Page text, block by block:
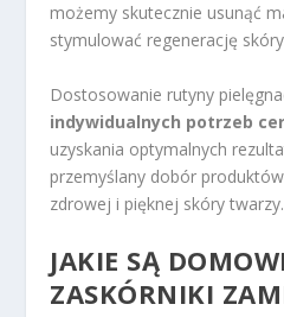
możemy skutecznie usunąć
stymulować regenerację
Dostosowanie rutyny
indywidualnych potrzeb
uzyskania optymalnych
przemyślany dobór
zdrowej i pięknej skóry twarzy.
JAKIE SĄ
ZASKÓRNIKI